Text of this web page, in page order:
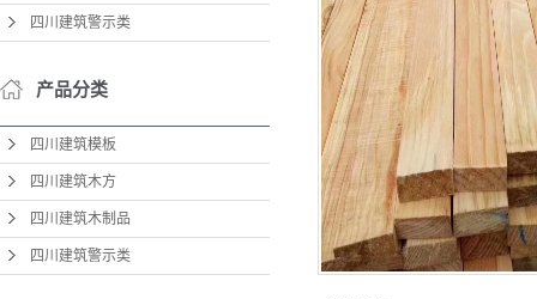
四川建筑警示类
产品分类
四川建筑模板
四川建筑木方
四川建筑木制品
四川建筑警示类